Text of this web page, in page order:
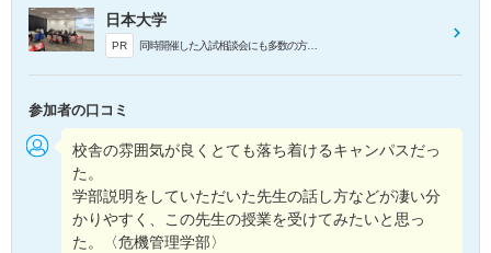
日本大学
PR 同時開催した入試相談会にも多数の方に参加いただきました。多くの来場者の方々から、「日本大学の学びの幅を深く理解できた」との感想をいただきました。
参加者の口コミ
校舎の雰囲気が良くとても落ち着けるキャンパスだっ
た。
学部説明をしていただいた先生の話し方などが凄い分
かりやすく、この先生の授業を受けてみたいと思っ
た。〈危機管理学部〉